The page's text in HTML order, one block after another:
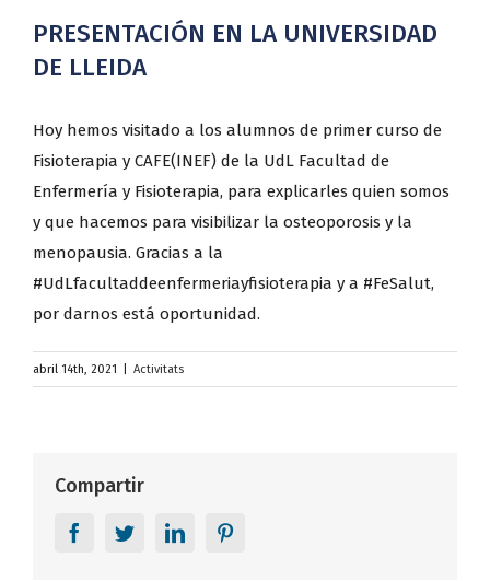
PRESENTACIÓN EN LA UNIVERSIDAD
DE LLEIDA
Hoy hemos visitado a los alumnos de primer curso de
Fisioterapia y CAFE(INEF) de la UdL Facultad de
Enfermería y Fisioterapia, para explicarles quien somos
y que hacemos para visibilizar la osteoporosis y la
menopausia. Gracias a la
#UdLfacultaddeenfermeriayfisioterapia y a #FeSalut,
por darnos está oportunidad.
abril 14th, 2021 Activitats
Compartir
FacebookTwitterLinkedIn